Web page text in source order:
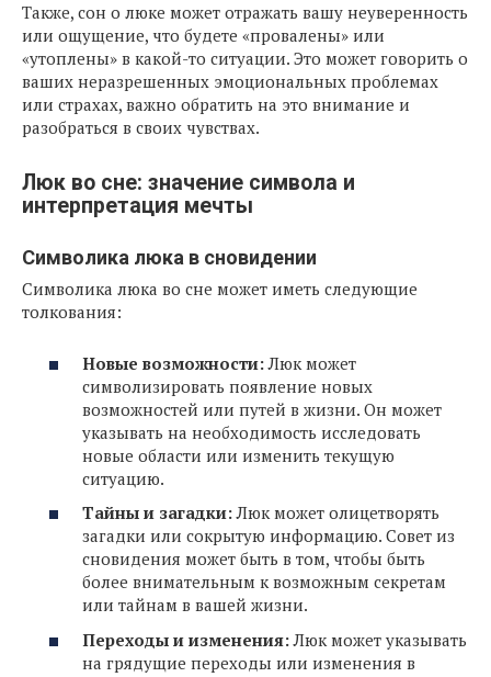
Также, сон о люке может отражать вашу неуверенность
или ощущение, что будете «провалены» или
«утоплены» в какой-то ситуации. Это может говорить о
ваших неразрешенных эмоциональных проблемах
или страхах, важно обратить на это внимание и
разобраться в своих чувствах.
Люк во сне: значение символа и
интерпретация мечты
Символика люка в сновидении
Символика люка во сне может иметь следующие
толкования:
Новые возможности:Люк может
символизировать появление новых
возможностей или путей в жизни. Он может
указывать на необходимость исследовать
новые области или изменить текущую
ситуацию.
Тайны и загадки:Люк может олицетворять
загадки или сокрытую информацию. Совет из
сновидения может быть в том, чтобы быть
более внимательным к возможным секретам
или тайнам в вашей жизни.
Переходы и изменения:Люк может указывать
на грядущие переходы или изменения в